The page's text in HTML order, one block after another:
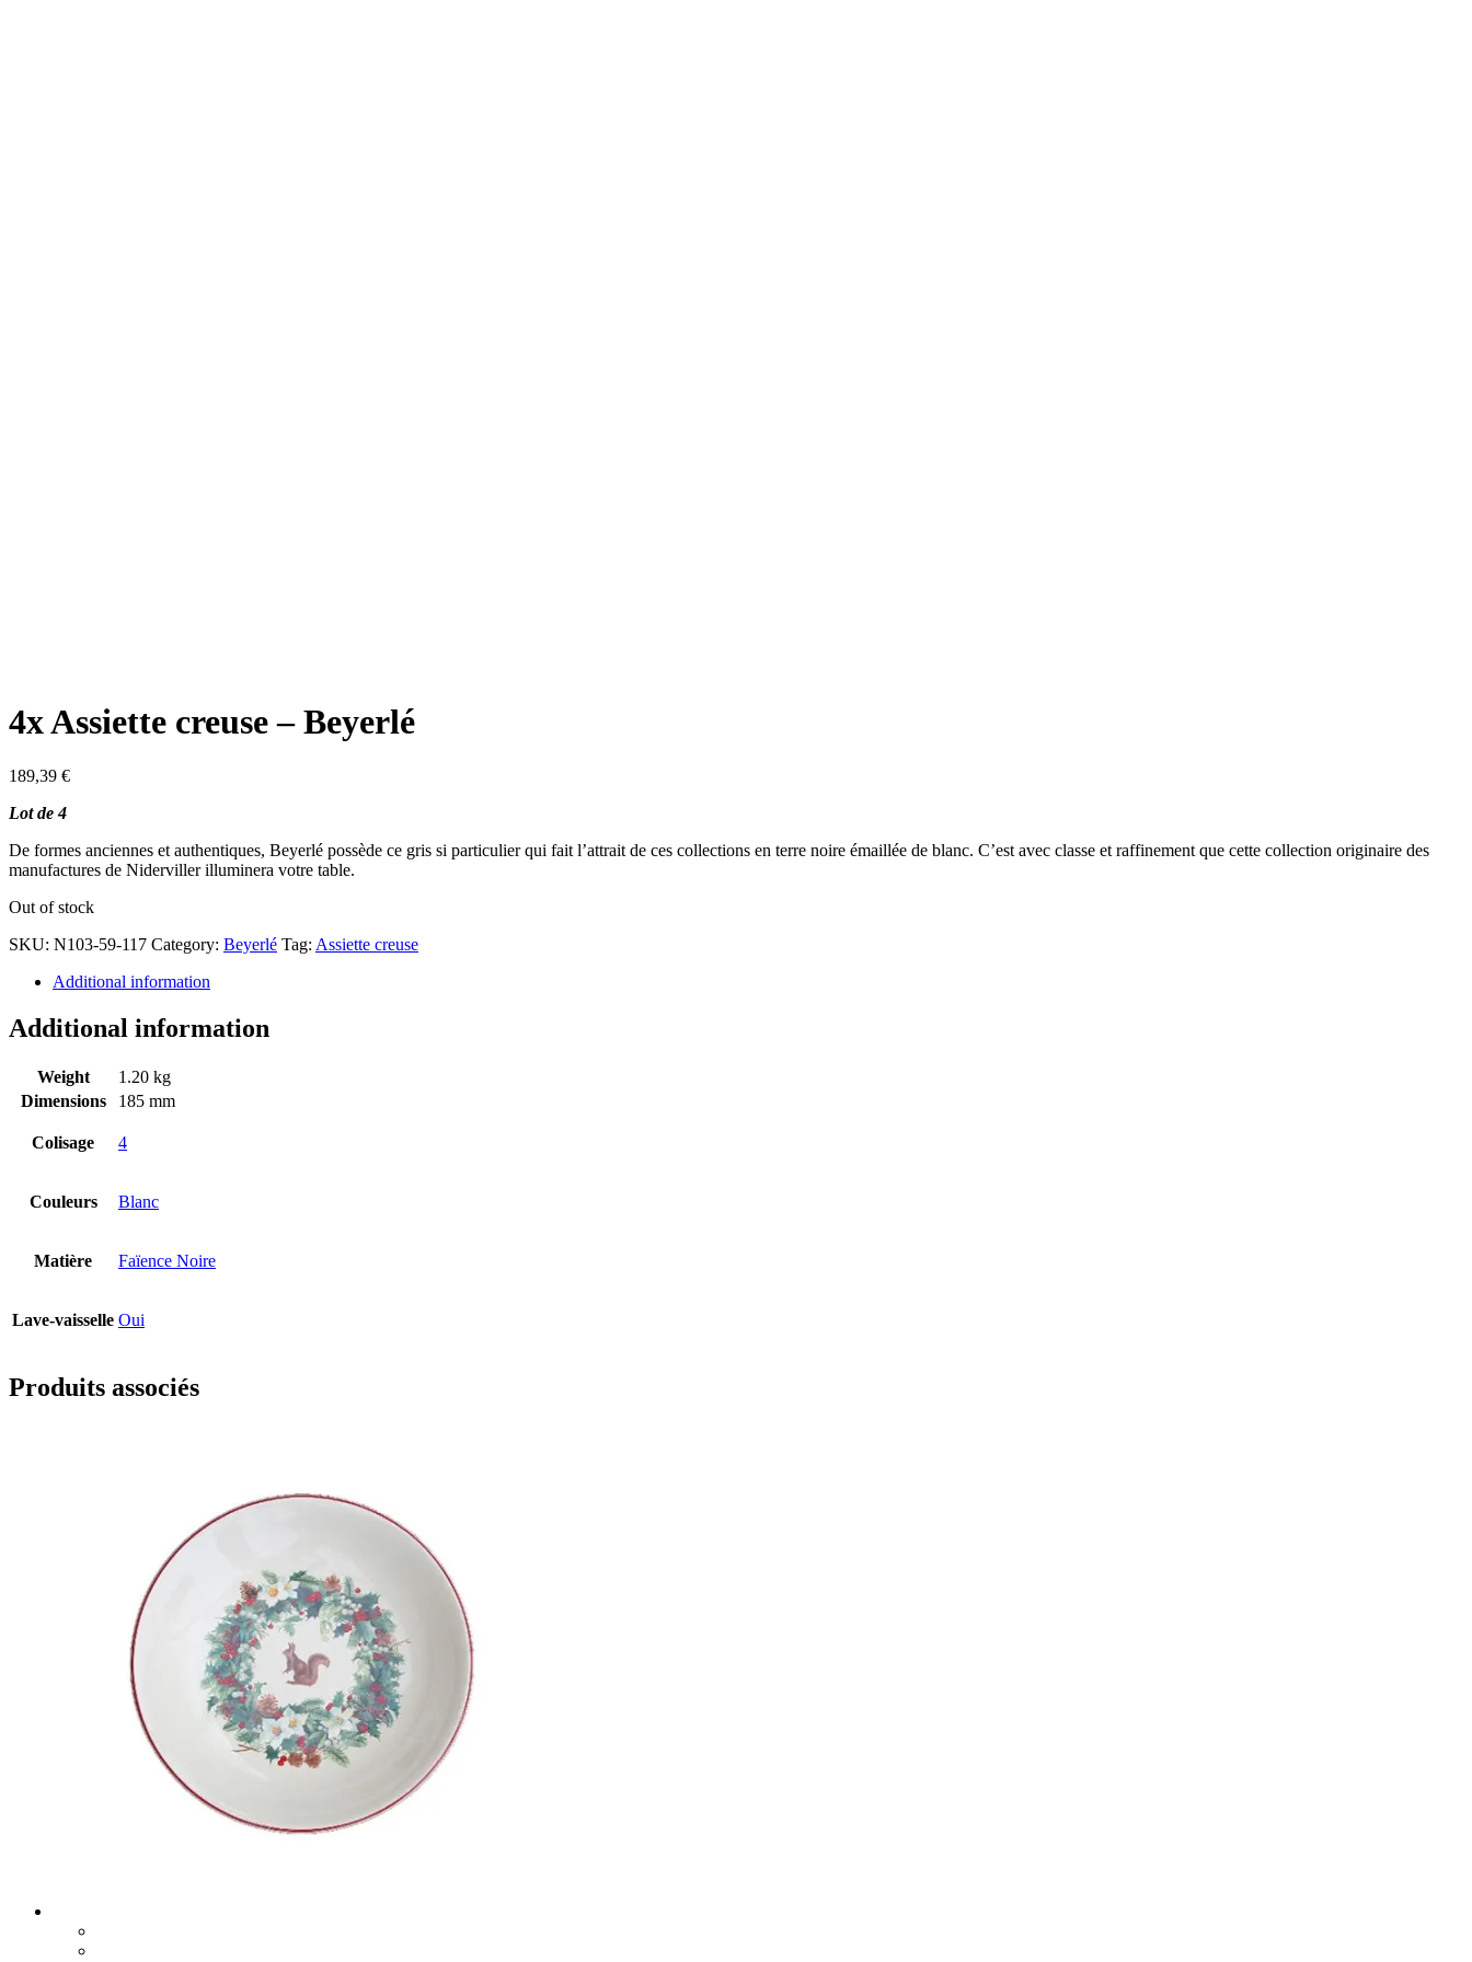
4x Assiette creuse – Beyerlé
189,39 €
Lot de 4
De formes anciennes et authentiques, Beyerlé possède ce gris si particulier qui fait l’attrait de ces collections en terre noire émaillée de blanc. C’est avec classe et raffinement que cette collection originaire des
manufactures de Niderviller illuminera votre table.
Out of stock
SKU: N103-59-117 Category: Beyerlé Tag: Assiette creuse
Additional information
Additional information
Weight
1.20 kg
Dimensions
185 mm
Colisage 4
Couleurs Blanc
Matière Faïence Noire
Lave-vaisselle Oui
Produits associés